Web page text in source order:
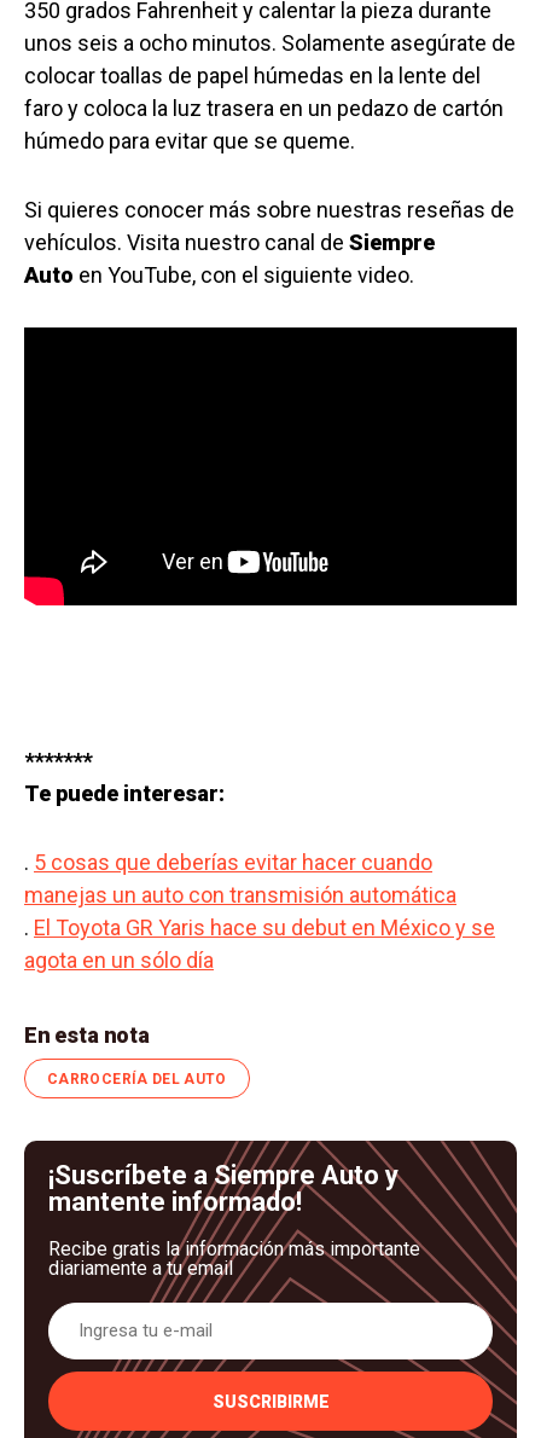
350 grados Fahrenheit y calentar la pieza durante
unos seis a ocho minutos. Solamente asegúrate de
colocar toallas de papel húmedas en la lente del
faro y coloca la luz trasera en un pedazo de cartón
húmedo para evitar que se queme.
Si quieres conocer más sobre nuestras reseñas de
vehículos. Visita nuestro canal de Siempre
Auto en YouTube, con el siguiente video.
*******
Te puede interesar:
. 5 cosas que deberías evitar hacer cuando
manejas un auto con transmisión automática
. El Toyota GR Yaris hace su debut en México y se
agota en un sólo día
En esta nota
CARROCERÍA DEL AUTO
¡Suscríbete a Siempre Auto y
mantente informado!
Recibe gratis la información más importante
diariamente a tu email
SUSCRIBIRME